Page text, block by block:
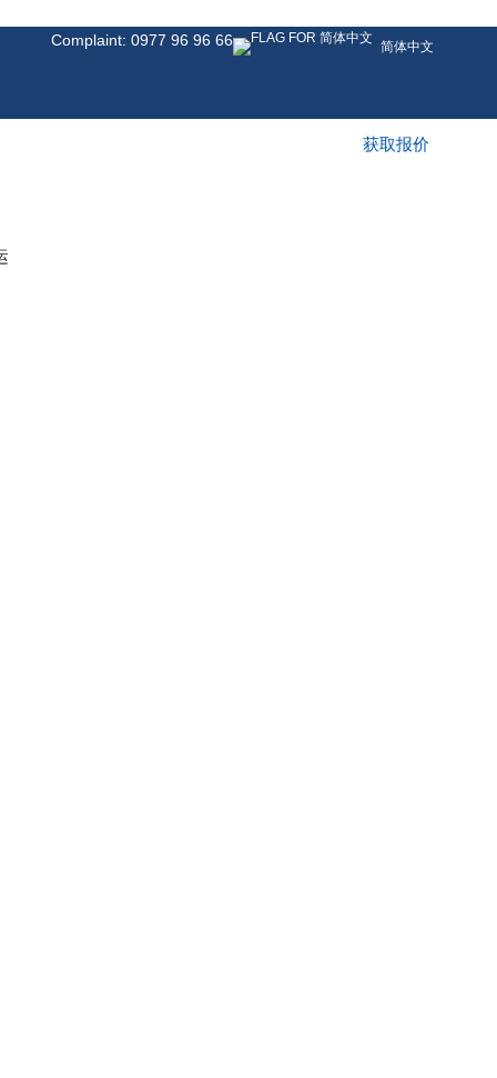
Complaint: 0977 96 96 66 简体中文
获取报价